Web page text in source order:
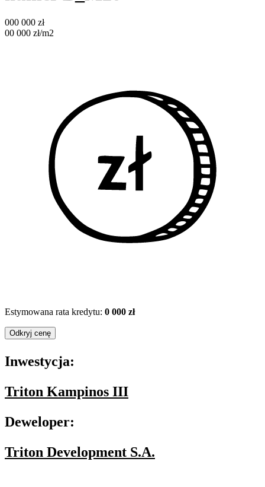
000 000 zł
00 000 zł/m2
Estymowana rata kredytu: 0 000 zł
Odkryj cenę
Inwestycja:
Triton Kampinos III
Deweloper:
Triton Development S.A.